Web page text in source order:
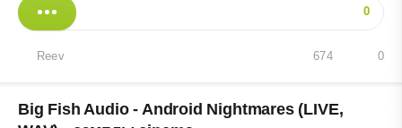
0
Reev 0
674
Big Fish Audio - Android Nightmares (LIVE,